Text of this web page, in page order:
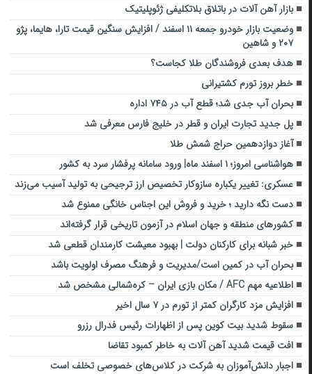
بازار آهن‌ آلات در باتلاق بلاتکلیفی ژئوپلیتیک
وضعیت بازار خودرو جمعه ۱۱ اسفند / افزایش سنگین قیمت تارا، هایما، پژو
۲۰۷ و شاهین
هدف بعدی فروشندگان طلا کجاست؟
خطر بروز تورم کشتیرانی
بحران آب جدی شد؛ قطع آب در ۷۴۵ اداره
پل جدید تجارت ایران و قطر در خلیج فارس معرفی شد
آغاز دوازدهمین حراج شمش طلا
هواشناسی امروز؛ ۱ اسفند ماه| ورود سامانه پرفشار سرد به کشور
عسکری: تغییر یکباره سازوکار تخصیص ارز ترجیحی به تولید آسیب می‌زند
دست نگه دارید ؛ خرید و فروش این اجناس خانگی ممنوع شد
کشورهای منطقه و جهان اسلام در آزمون تاریخی قرار گرفته‌اند
خبر شبانه برای کارکنان دولت | بهبود معیشت کارمندان قطعی شد
بحران آب در کمین است/مدیریت و فرهنگ مصرف اولویت باشد
اطلاعیه مهم AFC / مکان بازی ایران – کره‌شمالی مشخص شد
افزایش مزد کارگران کمتر از تورم در ۷ سال اخیر
سقوط شدید بیت کوین پس از اظهارات رئیس فدرال رزرو
افت قیمت شدید آهن آلات به خاطر کمبود تقاضا
اجبار دانش‌آموزان به شرکت در کلاس‌های خصوصی تخلف است